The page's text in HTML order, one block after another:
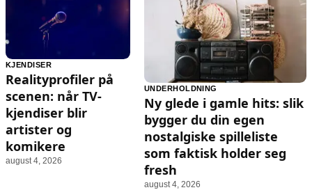
KJENDISER
Realityprofiler på
scenen: når TV-
kjendiser blir
artister og
komikere
august 4, 2026
UNDERHOLDNING
Ny glede i gamle hits: slik
bygger du din egen
nostalgiske spilleliste
som faktisk holder seg
fresh
august 4, 2026